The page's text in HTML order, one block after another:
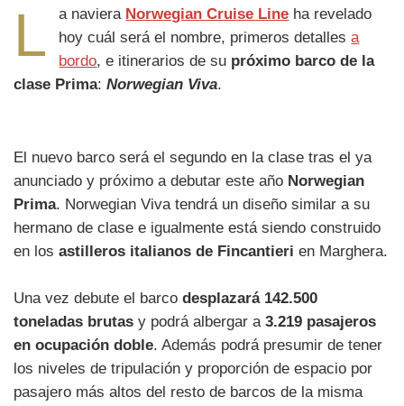
L a naviera Norwegian Cruise Line ha revelado
hoy cuál será el nombre, primeros detallesa
bordo, e itinerarios de su próximo barco de la
clase Prima: Norwegian Viva.
El nuevo barco será el segundo en la clase tras el ya
anunciado y próximo a debutar este año Norwegian
Prima. Norwegian Viva tendrá un diseño similar a su
hermano de clase e igualmente está siendo construido
en los astilleros italianos de Fincantieri en Marghera.
Una vez debute el barco desplazará 142.500
toneladas brutas y podrá albergar a 3.219 pasajeros
en ocupación doble. Además podrá presumir de tener
los niveles de tripulación y proporción de espacio por
pasajero más altos del resto de barcos de la misma